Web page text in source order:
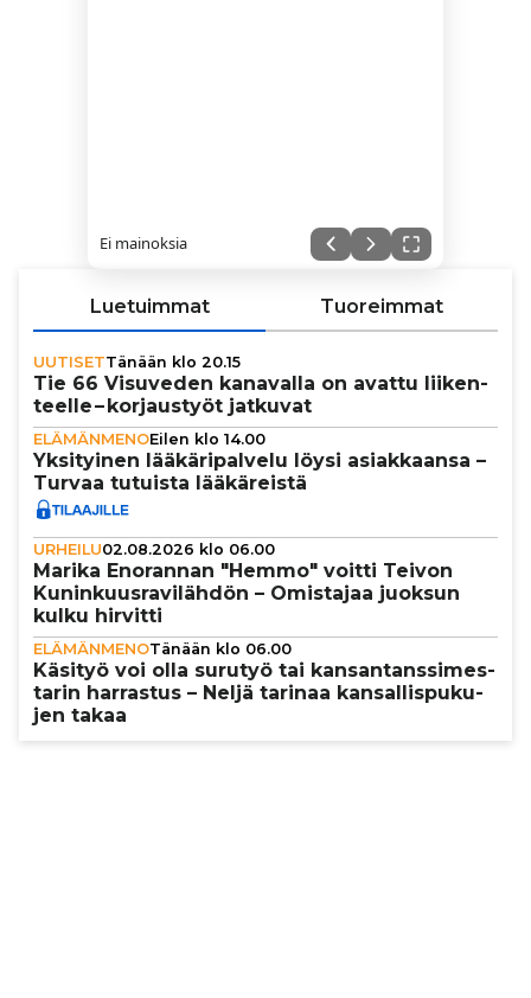
Ei mainoksia
Luetuimmat Tuoreimmat
UUTISETTänään klo 20.15
Tie 66 Visuveden kanavalla on avattu lii­ken­
teelle – kor­jaus­työt jatkuvat
ELÄMÄNMENOEilen klo 14.00
Yksi­tyi­nen lää­kä­ri­pal­velu löysi asi­ak­kaansa –
Turvaa tutuista lää­kä­reistä
URHEILU02.08.2026 klo 06.00
Marika Enorannan "Hemmo" voitti Teivon
Kunin­kuus­ra­vi­läh­dön – Omistajaa juoksun
kulku hirvitti
ELÄMÄNMENOTänään klo 06.00
Käsityö voi olla surutyö tai kan­san­tans­si­mes­
ta­rin harrastus – Neljä tarinaa kan­sal­lis­pu­ku­
jen takaa